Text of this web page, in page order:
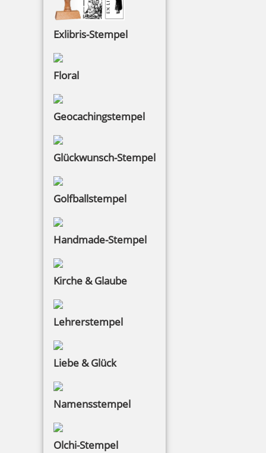
Exlibris-Stempel
Floral
Geocachingstempel
Glückwunsch-Stempel
Golfballstempel
Handmade-Stempel
Kirche & Glaube
Lehrerstempel
Liebe & Glück
Namensstempel
Olchi-Stempel